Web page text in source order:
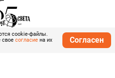
cookie-файлы.
свое согласие на их
Согласен